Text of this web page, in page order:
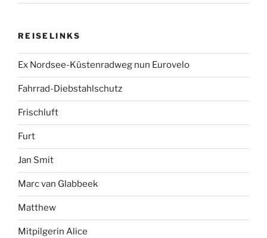
REISELINKS
Ex Nordsee-Küstenradweg nun Eurovelo
Fahrrad-Diebstahlschutz
Frischluft
Furt
Jan Smit
Marc van Glabbeek
Matthew
Mitpilgerin Alice